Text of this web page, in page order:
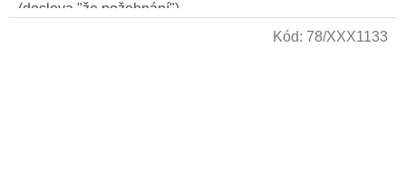
(doslova "že požehnání")....
Kód: 78/XXX1133